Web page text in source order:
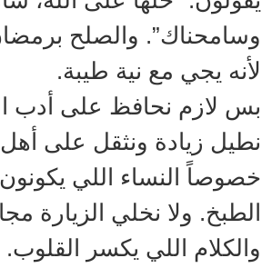
وسامحناك”. والصلح
لأنه يجي مع نية طيبة.
بس لازم نحافظ على أدب
نطيل زيادة ونثقل على أهل
خصوصاً النساء اللي
الطبخ. ولا نخلي الزيارة
والكلام اللي يكسر